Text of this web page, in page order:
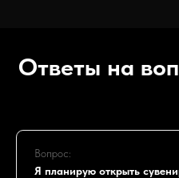
Ответы на
Вопрос:
Я планирую открыть